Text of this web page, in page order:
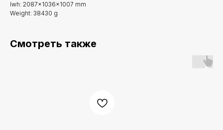
lwh: 2087x1036x1007 mm
Weight: 38430 g
Смотреть также